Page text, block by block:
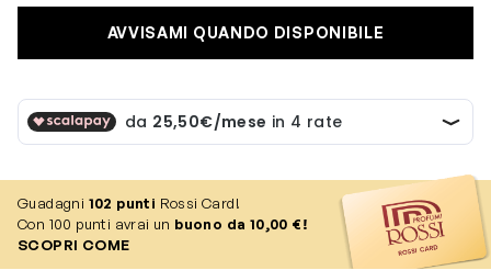
AVVISAMI QUANDO DISPONIBILE
Guadagni 102 punti Rossi Card!
Con 100 punti avrai un buono da 10,00 €!
SCOPRI COME